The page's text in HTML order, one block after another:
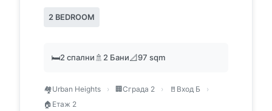
2 BEDROOM
🛏️2 спални🚿 2 Бани📐97 sqm
🏘️Urban Heights › 🏢Сграда 2 › 🚪 Вход Б
›
🏠 Етаж 2